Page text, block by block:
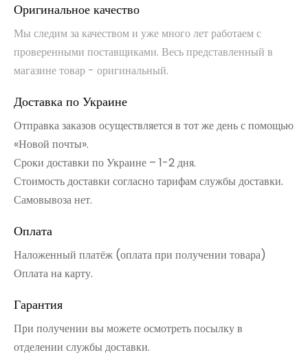
Оригинальное качество
Мы следим за качеством и уже много лет работаем с
проверенными поставщиками. Весь представленный в
магазине товар - оригинальный.
Доставка по Украине
Отправка заказов осуществляется в тот же день с помощью
«Новой почты».
Сроки доставки по Украине – 1-2 дня.
Стоимость доставки согласно тарифам службы доставки.
Самовывоза нет.
Оплата
Наложенный платёж (оплата при получении товара)
Оплата на карту.
Гарантия
При получении вы можете осмотреть посылку в
отделении службы доставки.